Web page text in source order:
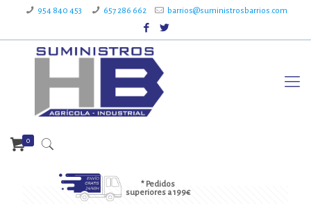
954 840 453 657 286 662 barrios@suministrosbarrios.com
* Pedidos
superiores a 199€
0